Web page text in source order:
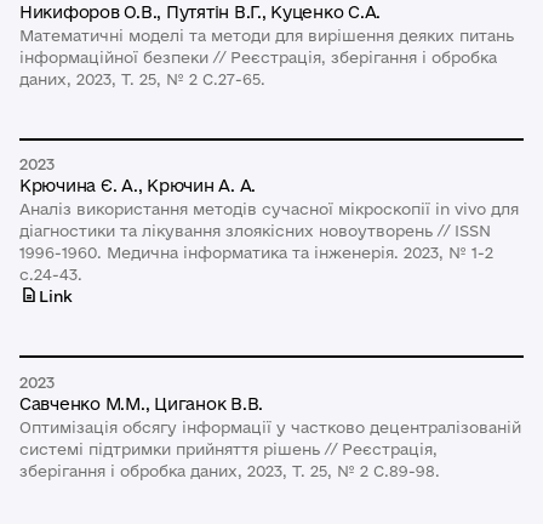
Никифоров О.В., Путятін В.Г., Куценко С.А.
Математичні моделі та методи для вирішення деяких питань
інформаційної безпеки // Реєстрація, зберігання і обробка
даних, 2023, Т. 25, № 2 C.27-65.
2023
Крючина Є. А., Крючин А. А.
Aналіз використання методів сучасної мікроскопії in vivo для
діагностики та лікування злоякісних новоутворень // ISSN
1996-1960. Медична інформатика та інженерія. 2023, № 1-2
c.24-43.
Link
2023
Савченко М.М., Циганок В.В.
Оптимізація обсягу інформації у частково децентралізованій
системі підтримки прийняття рішень // Реєстрація,
зберігання і обробка даних, 2023, Т. 25, № 2 C.89-98.